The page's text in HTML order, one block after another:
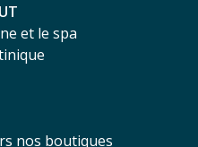
et le spa
nos boutiques